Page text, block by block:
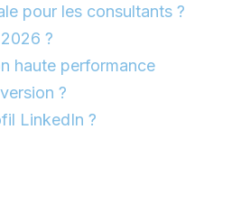
pour les consultants ?
?
haute performance
?
LinkedIn ?